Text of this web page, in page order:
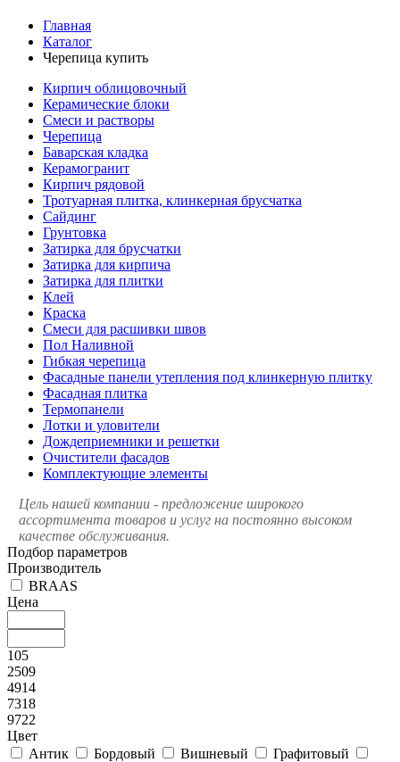
Главная
Каталог
Черепица купить
Кирпич облицовочный
Керамические блоки
Смеси и растворы
Черепица
Баварская кладка
Керамогранит
Кирпич рядовой
Тротуарная плитка, клинкерная брусчатка
Сайдинг
Грунтовка
Затирка для брусчатки
Затирка для кирпича
Затирка для плитки
Клей
Краска
Смеси для расшивки швов
Пол Наливной
Гибкая черепица
Фасадные панели утепления под клинкерную плитку
Фасадная плитка
Термопанели
Лотки и уловители
Дождеприемники и решетки
Очистители фасадов
Комплектующие элементы
Цель нашей компании - предложение широкого
ассортимента товаров и услуг на постоянно высоком
качестве обслуживания.
Подбор параметров
Производитель
BRAAS
Цена
105
2509
4914
7318
9722
Цвет
Антик
Бордовый Вишневый
Графитовый